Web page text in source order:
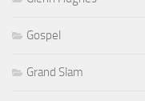
Gospel
Grand Slam